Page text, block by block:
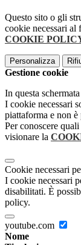
Questo sito o gli
cookie necessari
COOKIE
Personalizza
Gestione cookie
In questa
I cookie necessari
piattaforma e non
Per conoscere
visionare la
Cookie necessari
I cookie necessari
disabilitati. È
policy.
youtube.com
Nome